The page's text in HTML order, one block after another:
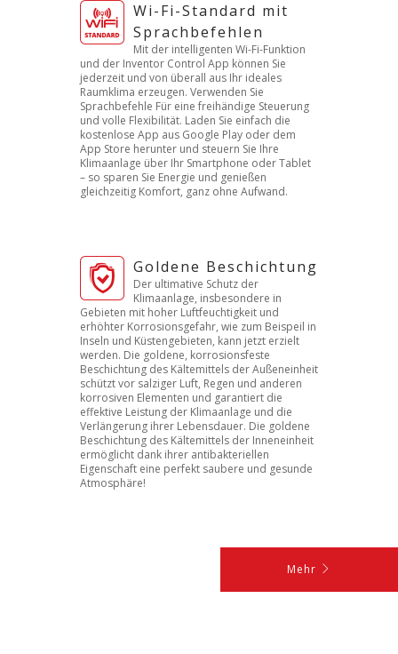
Wi-Fi-Standard mit
Sprachbefehlen
Mit der intelligenten Wi-Fi-Funktion
und der Inventor Control App können Sie
jederzeit und von überall aus Ihr ideales
Raumklima erzeugen. Verwenden Sie
Sprachbefehle Für eine freihändige Steuerung
und volle Flexibilität. Laden Sie einfach die
kostenlose App aus Google Play oder dem
App Store herunter und steuern Sie Ihre
Klimaanlage über Ihr Smartphone oder Tablet
– so sparen Sie Energie und genießen
gleichzeitig Komfort, ganz ohne Aufwand.
Goldene Beschichtung
Der ultimative Schutz der
Klimaanlage, insbesondere in
Gebieten mit hoher Luftfeuchtigkeit und
erhöhter Korrosionsgefahr, wie zum Beispeil in
Inseln und Küstengebieten, kann jetzt erzielt
werden. Die goldene, korrosionsfeste
Beschichtung des Kältemittels der Außeneinheit
schützt vor salziger Luft, Regen und anderen
korrosiven Elementen und garantiert die
effektive Leistung der Klimaanlage und die
Verlängerung ihrer Lebensdauer. Die goldene
Beschichtung des Kältemittels der Inneneinheit
ermöglicht dank ihrer antibakteriellen
Eigenschaft eine perfekt saubere und gesunde
Atmosphäre!
Mehr